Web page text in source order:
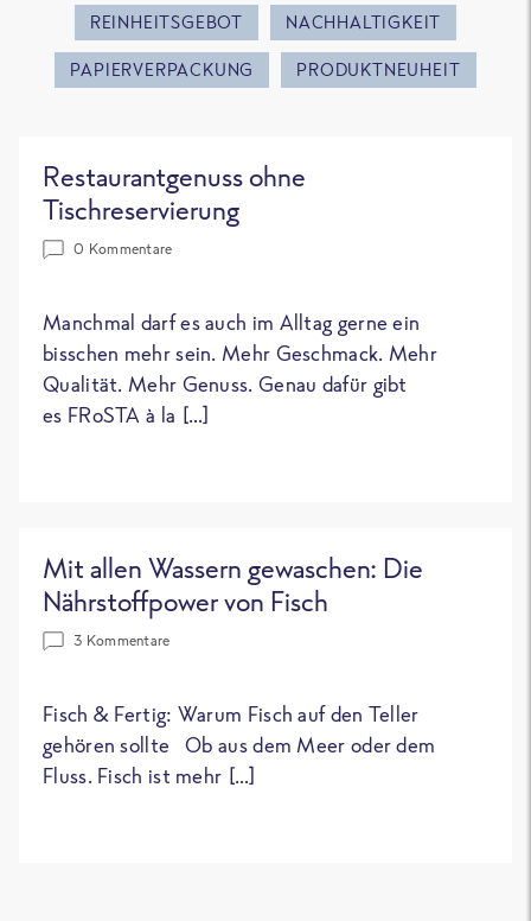
REINHEITSGEBOT NACHHALTIGKEIT
PAPIERVERPACKUNG PRODUKTNEUHEIT
Restaurantgenuss ohne
Tischreservierung
0 Kommentare
Manchmal darf es auch im Alltag gerne ein
bisschen mehr sein. Mehr Geschmack. Mehr
Qualität. Mehr Genuss. Genau dafür gibt
es FRoSTA à la […]
Mit allen Wassern gewaschen: Die
Nährstoffpower von Fisch
3 Kommentare
Fisch & Fertig: Warum Fisch auf den Teller
gehören sollte Ob aus dem Meer oder dem
Fluss. Fisch ist mehr […]